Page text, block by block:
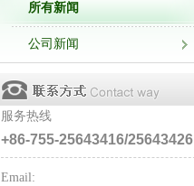
所有新闻
公司新闻
服务热线
+86-755-25643416/25643426
Email: